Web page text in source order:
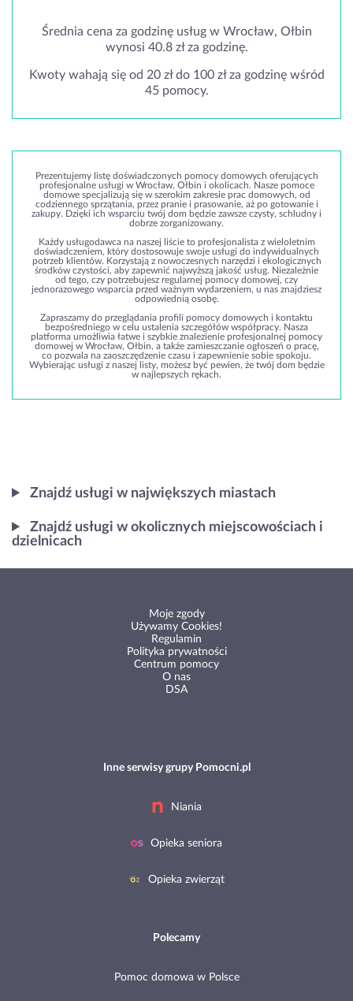
Średnia cena za godzinę usług w Wrocław, Ołbin
wynosi 40.8 zł za godzinę.
Kwoty wahają się od 20 zł do 100 zł za godzinę wśród
45 pomocy.
Prezentujemy listę doświadczonych pomocy domowych oferujących
profesjonalne usługi w Wrocław, Ołbin i okolicach. Nasze pomoce
domowe specjalizują się w szerokim zakresie prac domowych, od
codziennego sprzątania, przez pranie i prasowanie, aż po gotowanie i
zakupy. Dzięki ich wsparciu twój dom będzie zawsze czysty, schludny i
dobrze zorganizowany.
Każdy usługodawca na naszej liście to profesjonalista z wieloletnim
doświadczeniem, który dostosowuje swoje usługi do indywidualnych
potrzeb klientów. Korzystają z nowoczesnych narzędzi i ekologicznych
środków czystości, aby zapewnić najwyższą jakość usług. Niezależnie
od tego, czy potrzebujesz regularnej pomocy domowej, czy
jednorazowego wsparcia przed ważnym wydarzeniem, u nas znajdziesz
odpowiednią osobę.
Zapraszamy do przeglądania profili pomocy domowych i kontaktu
bezpośredniego w celu ustalenia szczegółów współpracy. Nasza
platforma umożliwia łatwe i szybkie znalezienie profesjonalnej pomocy
domowej w Wrocław, Ołbin, a także zamieszczanie ogłoszeń o pracę,
co pozwala na zaoszczędzenie czasu i zapewnienie sobie spokoju.
Wybierając usługi z naszej listy, możesz być pewien, że twój dom będzie
w najlepszych rękach.
Znajdź usługi w największych miastach
Znajdź usługi w okolicznych miejscowościach i
dzielnicach
Moje zgody
Używamy Cookies!
Regulamin
Polityka prywatności
Centrum pomocy
O nas
DSA
Inne serwisy grupy Pomocni.pl
Niania
Opieka seniora
Opieka zwierząt
Polecamy
Pomoc domowa w Polsce